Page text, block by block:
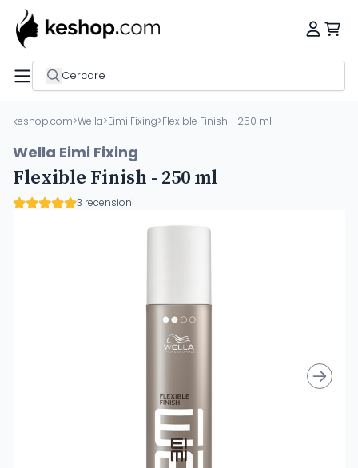
Cercare
keshop.com>Wella>Eimi Fixing>Flexible Finish - 250 ml
Wella Eimi Fixing
Flexible Finish - 250 ml
3 recensioni